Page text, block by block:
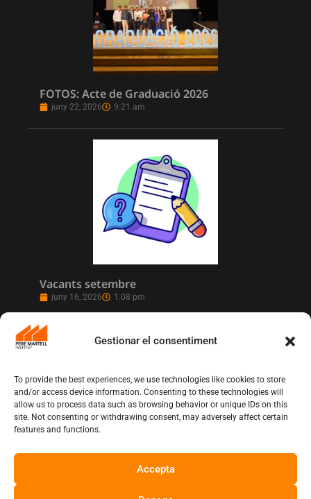
Gestionar el consentiment
To provide the best experiences, we use technologies like cookies to store
and/or access device information. Consenting to these technologies will
allow us to process data such as browsing behavior or unique IDs on this
site. Not consenting or withdrawing consent, may adversely affect certain
features and functions.
Accepta
FOTOS: Acte de Graduació 2026
juny 22, 2026 9:21 am
Vacants setembre
juny 16, 2026 1:08 pm
L’Institut Pere Martell executa un projecte